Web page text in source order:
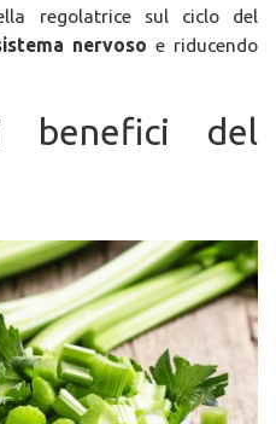
regolatrice sul ciclo del
nervosoe riducendo
benefici del